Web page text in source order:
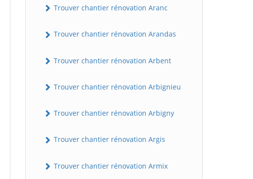
Trouver chantier rénovation Aranc
Trouver chantier rénovation Arandas
Trouver chantier rénovation Arbent
Trouver chantier rénovation Arbignieu
Trouver chantier rénovation Arbigny
Trouver chantier rénovation Argis
Trouver chantier rénovation Armix